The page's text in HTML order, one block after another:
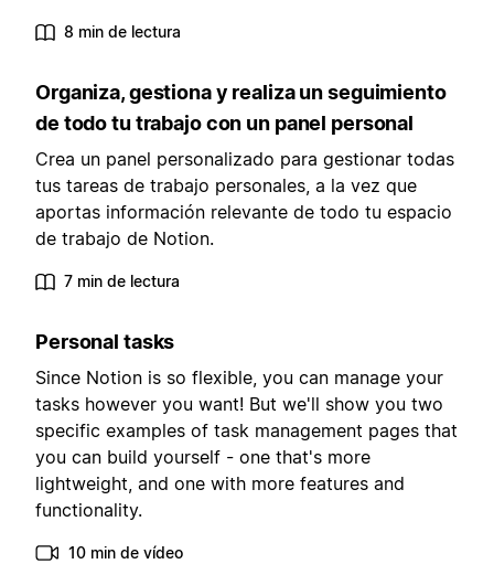
8 min de lectura
Organiza, gestiona y realiza un seguimiento
de todo tu trabajo con un panel personal
Crea un panel personalizado para gestionar todas
tus tareas de trabajo personales, a la vez que
aportas información relevante de todo tu espacio
de trabajo de Notion.
7 min de lectura
Personal tasks
Since Notion is so flexible, you can manage your
tasks however you want! But we'll show you two
specific examples of task management pages that
you can build yourself - one that's more
lightweight, and one with more features and
functionality.
10 min de vídeo